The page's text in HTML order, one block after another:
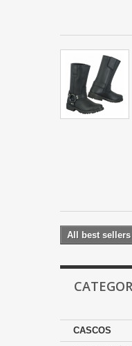
All best sellers
CASCOS